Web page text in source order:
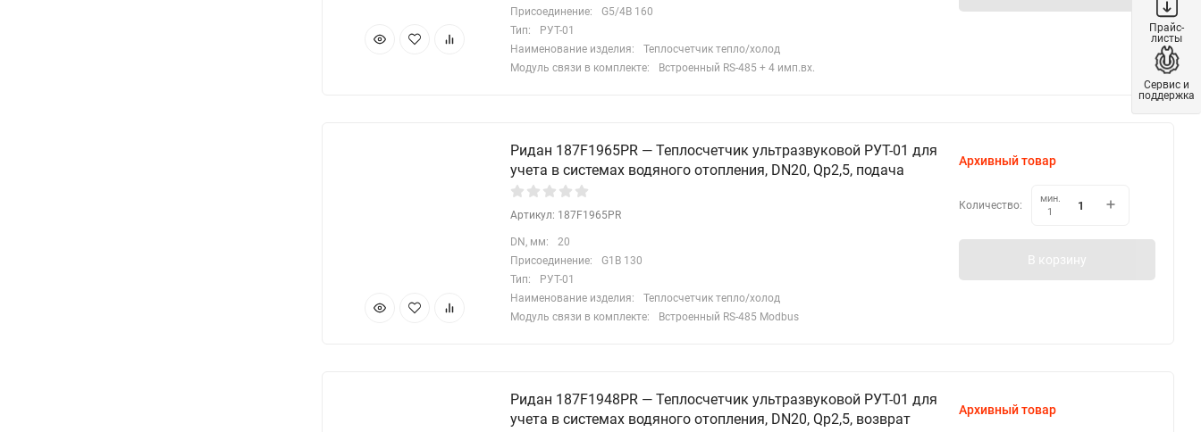
Присоединение:
G5/4B 160
Тип:
РУТ-01
Наименование изделия:
Теплосчетчик тепло/холод
Модуль связи в комплекте:
Встроенный RS-485 + 4 имп.вх.
Ридан 187F1965PR — Теплосчетчик ультразвуковой РУТ-01 для
учета в системах водяного отопления, DN20, Qp2,5, подача
Артикул: 187F1965PR
DN, мм:
20
Присоединение:
G1B 130
Тип:
РУТ-01
Наименование изделия:
Теплосчетчик тепло/холод
Модуль связи в комплекте:
Встроенный RS-485 Modbus
Архивный товар
Количество:
мин.
1
В корзину
Ридан 187F1948PR — Теплосчетчик ультразвуковой РУТ-01 для
учета в системах водяного отопления, DN20, Qp2,5, возврат
Архивный товар
Прайс-
листы
Сервис и
поддержка